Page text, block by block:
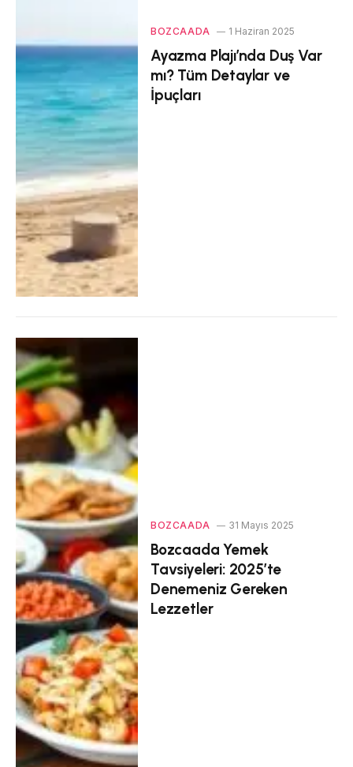
BOZCAADA 1 Haziran 2025
Ayazma Plajı’nda Duş Var
mı? Tüm Detaylar ve
İpuçları
BOZCAADA 31 Mayıs 2025
Bozcaada Yemek
Tavsiyeleri: 2025’te
Denemeniz Gereken
Lezzetler